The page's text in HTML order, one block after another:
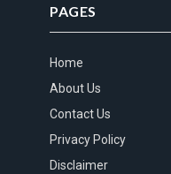
PAGES
Home
About Us
Contact Us
Privacy Policy
Disclaimer